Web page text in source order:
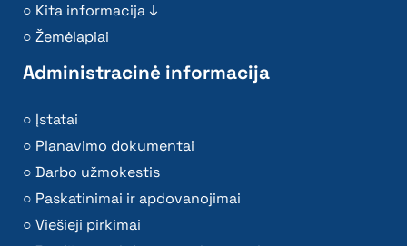
Kita informacija ↓
Žemėlapiai
Administracinė informacija
Įstatai
Planavimo dokumentai
Darbo užmokestis
Paskatinimai ir apdovanojimai
Viešieji pirkimai